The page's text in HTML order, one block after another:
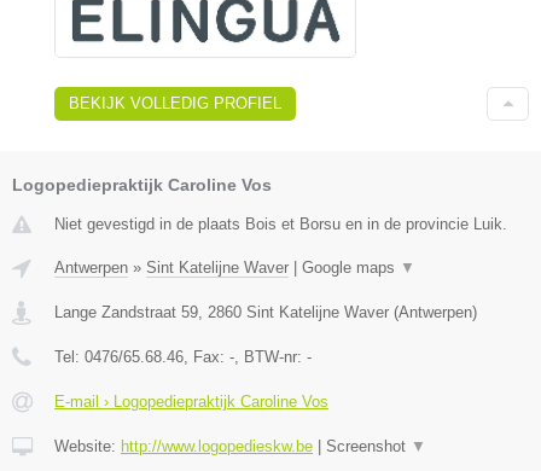
BEKIJK VOLLEDIG PROFIEL
Logopediepraktijk Caroline Vos
Niet gevestigd in de plaats Bois et Borsu en in de provincie Luik.
Antwerpen » Sint Katelijne Waver Google maps ▼
Lange Zandstraat 59, 2860 Sint Katelijne Waver (Antwerpen)
Tel: 0476/65.68.46, Fax: -, BTW-nr: -
E-mail › Logopediepraktijk Caroline Vos
Website: http://www.logopedieskw.be Screenshot ▼